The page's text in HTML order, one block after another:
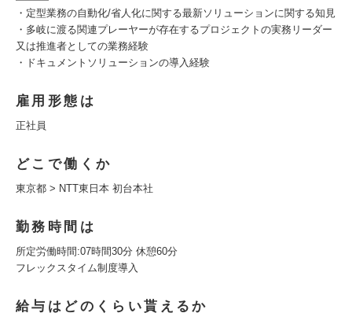
・定型業務の自動化/省人化に関する最新ソリューションに関する知見
・多岐に渡る関連プレーヤーが存在するプロジェクトの実務リーダー
又は推進者としての業務経験
・ドキュメントソリューションの導入経験
雇用形態は
正社員
どこで働くか
東京都 > NTT東日本 初台本社
勤務時間は
所定労働時間:07時間30分 休憩60分
フレックスタイム制度導入
給与はどのくらい貰えるか